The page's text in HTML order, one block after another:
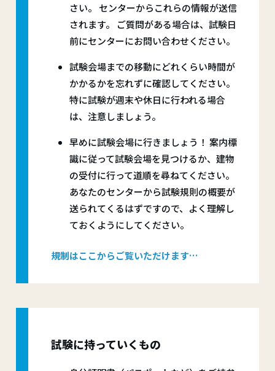
さい。 センターからこれらの情報が送信
されます。 ご質問がある場合は、試験日
前にセンターにお問い合わせください。
試験会場までの移動にどれくらい時間が
かかるかを忘れずに確認してください。
特に試験が週末や休日に行われる場合
は、注意しましょう。
早めに試験会場に行きましょう！ 案内標
識に従って試験会場を見つけるか、建物
の受付に行って道順を尋ねてください。
あなたのセンターから試験規則の概要が
送られてくるはずですので、よく理解し
ておくようにしてください。
規制はここからご覧いただけます…
試験に持っていくもの